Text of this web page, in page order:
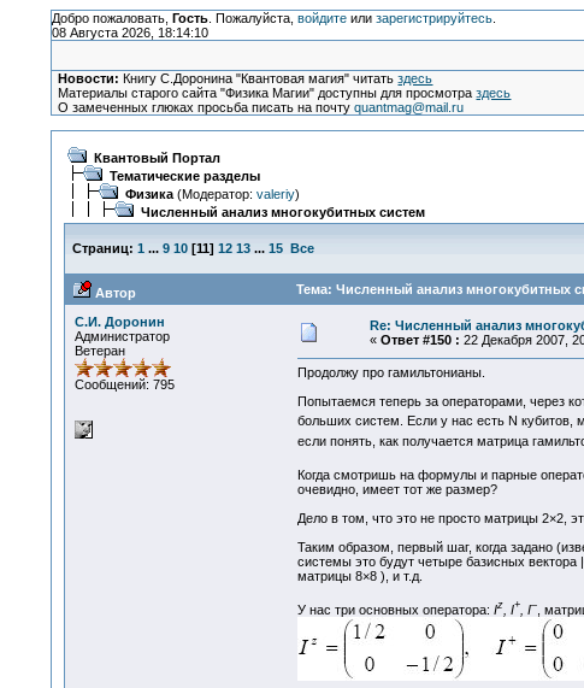
Добро пожаловать, Гость. Пожалуйста, войдитеили зарегистрируйтесь.
08 Августа 2026, 18:14:10
Новости: Книгу С.Доронина "Квантовая магия" читатьздесь
Материалы старого сайта "Физика Магии" доступны для просмотраздесь
О замеченных глюках просьба писать на почтуquantmag@mail.ru
Квантовый Портал
Тематические разделы
Физика(Модератор: valeriy)
Численный анализ многокубитных систем
Страниц: 1 ... 9 10[11] 12 13 ... 15 Все
Автор Тема: Численный анализ многокубитных
С.И. Доронин
Администратор
Ветеран
Сообщений: 795
Re: Численный анализ
« Ответ #150 : 22 Декабря 2007,
Продолжу про гамильтонианы.
Попытаемся теперь за операторами, через
больших систем. Если у нас есть N кубитов,
если понять, как получается матрица
Когда смотришь на формулы и парные
очевидно, имеет тот же размер?
Дело в том, что это не просто матрицы 2×2,
Таким образом, первый шаг, когда задано
системы это будут четыре базисных
матрицы 8×8 ), и т.д.
У нас три основных оператора: Iz , I+, I–,